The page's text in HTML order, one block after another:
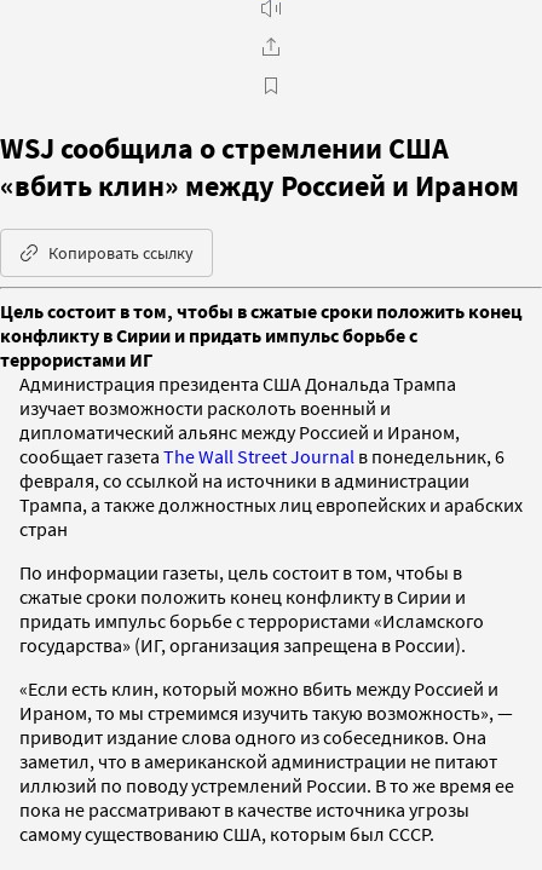
WSJ сообщила о стремлении США
«вбить клин» между Россией и Ираном
Копировать ссылку
Цель состоит в том, чтобы в сжатые сроки положить конец
конфликту в Сирии и придать импульс борьбе с
террористами ИГ
Администрация президента США Дональда Трампа
изучает возможности расколоть военный и
дипломатический альянс между Россией и Ираном,
сообщает газета The Wall Street Journal в понедельник, 6
февраля, со ссылкой на источники в администрации
Трампа, а также должностных лиц европейских и арабских
стран
По информации газеты, цель состоит в том, чтобы в
сжатые сроки положить конец конфликту в Сирии и
придать импульс борьбе с террористами «Исламского
государства» (ИГ, организация запрещена в России).
«Если есть клин, который можно вбить между Россией и
Ираном, то мы стремимся изучить такую возможность», —
приводит издание слова одного из собеседников. Она
заметил, что в американской администрации не питают
иллюзий по поводу устремлений России. В то же время ее
пока не рассматривают в качестве источника угрозы
самому существованию США, которым был СССР.